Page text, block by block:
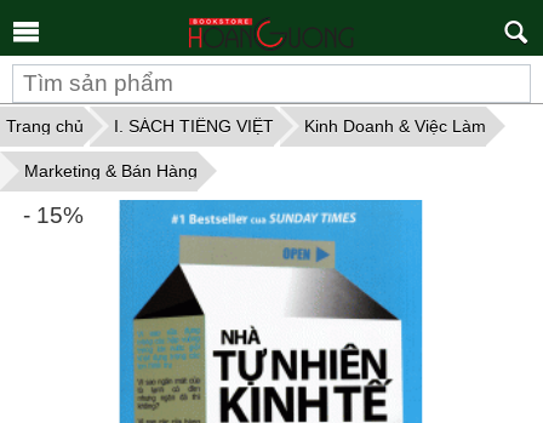
kiếm
Trang chủ I. SÁCH TIẾNG VIỆT Kinh Doanh & Việc Làm
Marketing & Bán Hàng
- 15%